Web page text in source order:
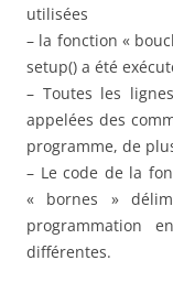
utilisées
– la fonction «
setup() a été
– Toutes les
appelées des
programme, de
– Le code de la
« bornes »
programmation
différentes.